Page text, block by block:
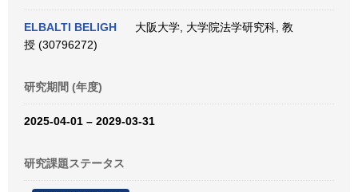
ELBALTI BELIGH
大阪大学, 大学院法学研究科, 教
授 (30796272)
研究期間 (年度)
2025-04-01 – 2029-03-31
研究課題ステータス